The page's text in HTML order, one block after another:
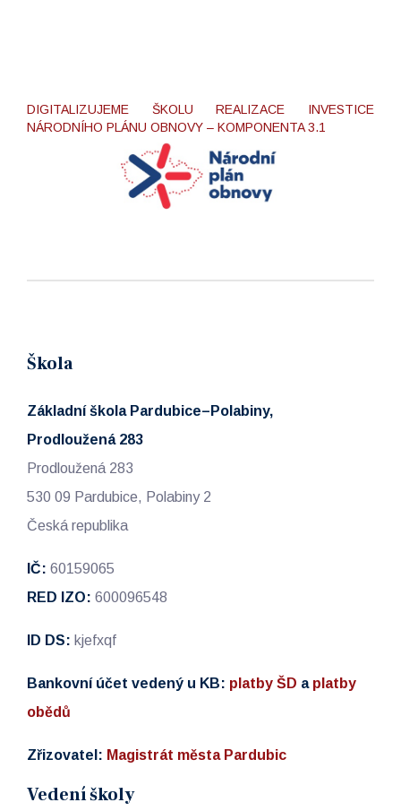
DIGITALIZUJEME ŠKOLU REALIZACE INVESTICE
NÁRODNÍHO PLÁNU OBNOVY – KOMPONENTA 3.1
Škola
Základní škola Pardubice–Polabiny,
Prodloužená 283
Prodloužená 283
530 09 Pardubice, Polabiny 2
Česká republika
IČ: 60159065
RED IZO: 600096548
ID DS: kjefxqf
Bankovní účet vedený u KB: platby ŠD a platby
obědů
Zřizovatel: Magistrát města Pardubic
Vedení školy